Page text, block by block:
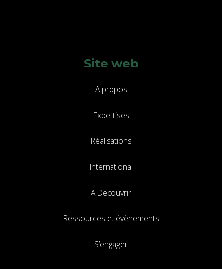
Site web
A propos
Expertises
Réalisations
International
A Decouvrir
Ressources et évènements
S’engager